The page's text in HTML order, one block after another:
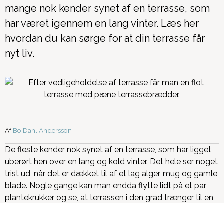
mange nok kender synet af en terrasse, som
har været igennem en lang vinter. Læs her
hvordan du kan sørge for at din terrasse får
nyt liv.
AfBo Dahl Andersson
De fleste kender nok synet af en terrasse, som har ligget
uberørt hen over en lang og kold vinter. Det hele ser noget
trist ud, når det er dækket til af et lag alger, mug og gamle
blade. Nogle gange kan man endda flytte lidt på et par
plantekrukker og se, at terrassen i den grad trænger til en